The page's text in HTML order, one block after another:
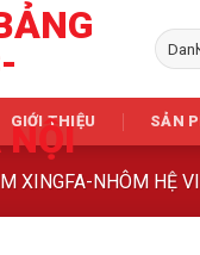
GIỚI THIỆU SẢN
XINGFA-NHÔM HỆ